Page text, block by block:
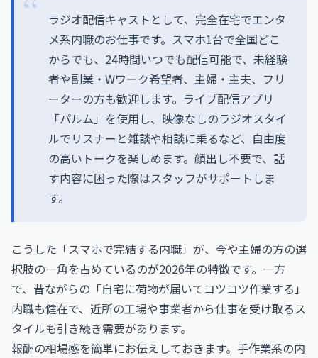
ラジオ配信キャストとして、完全在宅でエンタ
メ系内職のお仕事です。スマホ1台で全国どこ
からでも、24時間いつでも配信可能で、未経験
者や副業・Wワーク希望者、主婦・主夫、フリ
ーターの方も歓迎します。ライブ配信アプリ
「パルム」を使用し、映像なしのラジオスタイ
ルでリスナーと雑談や相談に乗るなど、自由度
の高いトークを楽しめます。顔出し不要で、話
す内容に困った際はスタッフがサポートしま
す。
こうした「スマホで完結する内職」が、今や主婦の方の選
択肢の一角を占めているのが2026年の特徴です。一方
で、昔ながらの「自宅に荷物が届いてコツコツ作業する」
内職も健在で、近所の工場や事業者から仕事を受け取るス
タイルも引き続き需要があります。
報酬の相場感を簡単にお伝えしておきます。手作業系の内